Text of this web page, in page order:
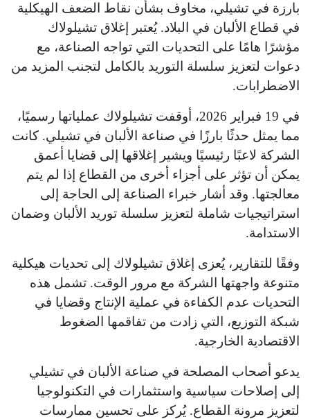
بارزة في تشيلي، مخاوف بشأن نقاط الضعف الهيكلية
في قطاع الألبان في البلاد. يُعتبر إغلاق تشيلولاك
مؤشرًا هامًا على التحديات التي تواجه الصناعة، مع
دعوات لتعزيز سلسلة التوريد بالكامل لتجنب المزيد من
الاضطرابات.
في 19 فبراير 2026، أوقفت تشيلولاك عملياتها رسميًا،
مما يمثل حدثًا بارزًا في صناعة الألبان في تشيلي. كانت
الشركة لاعبًا رئيسيًا ويشير إغلاقها إلى قضايا أعمق
يمكن أن تؤثر على أجزاء أخرى من القطاع إذا لم يتم
معالجتها. وقد أشار خبراء الصناعة إلى الحاجة إلى
استراتيجيات شاملة لتعزيز سلسلة توريد الألبان وضمان
الاستدامة.
وفقًا للتقارير، يُعزى إغلاق تشيلولاك إلى تحديات هيكلية
متنوعة واجهتها الشركة مع مرور الوقت. تشمل هذه
التحديات عدم الكفاءة في عملية الإنتاج وقضايا في
شبكة التوزيع، التي زادت من تفاقمها الضغوط
الاقتصادية الخارجية.
يدعو أصحاب المصلحة في صناعة الألبان في تشيلي
إلى إصلاحات سياسية واستثمارات في التكنولوجيا
لتعزيز مرونة القطاع. يُركز على تحسين ممارسات